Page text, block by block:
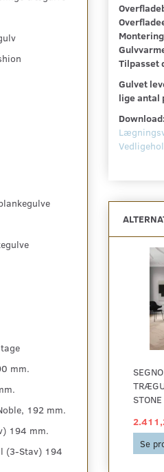
mm.
192 mm.
194 mm.
(3-Stav) 194
Tilpasset
Gulvet
lige antal
Download:
STONE
Se